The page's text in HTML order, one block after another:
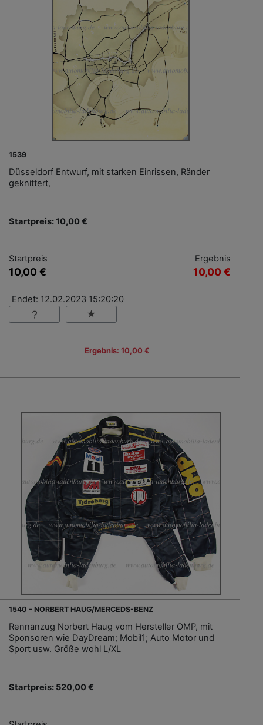
1539
Düsseldorf Entwurf, mit starken Einrissen, Ränder
geknittert,
Startpreis: 10,00 €
Startpreis
10,00 €
Ergebnis
10,00 €
Endet: 12.02.2023 15:20:20
Ergebnis: 10,00 €
1540 - NORBERT HAUG/MERCEDS-BENZ
Rennanzug Norbert Haug vom Hersteller OMP, mit
Sponsoren wie DayDream; Mobil1; Auto Motor und
Sport usw. Größe wohl L/XL
Startpreis: 520,00 €